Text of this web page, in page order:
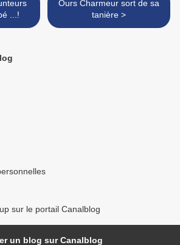
...!
Ours Charmeur sort de sa
tanière >
sur le portail Canalblog
un blog sur Canalblog